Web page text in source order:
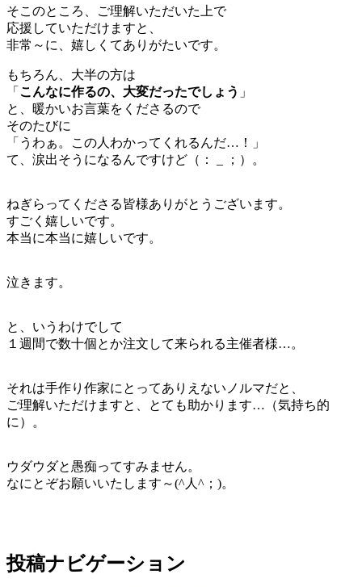
そこのところ、ご理解いただいた上で
応援していただけますと、
非常～に、嬉しくてありがたいです。
もちろん、大半の方は
「 こんなに作るの、大変だったでしょう 」
と、暖かいお言葉をくださるので
そのたびに
「うわぁ。この人わかってくれるんだ…！」
て、涙出そうになるんですけど（： _ ；）。
ねぎらってくださる皆様ありがとうございます。
すごく嬉しいです。
本当に本当に嬉しいです。
泣きます。
と、いうわけでして
１週間で数十個とか注文して来られる主催者様…。
それは手作り作家にとってありえないノルマだと、
ご理解いただけますと、とても助かります…（気持ち的
に）。
ウダウダと愚痴ってすみません。
なにとぞお願いいたします～(^人^；)。
投稿ナビゲーション